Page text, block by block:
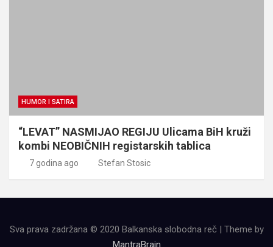
HUMOR I SATIRA
“LEVAT” NASMIJAO REGIJU Ulicama BiH kruži
kombi NEOBIČNIH registarskih tablica
7 godina ago Stefan Stosic
Sva prava zadržana © 2020 Balkanska slobodna reč | Theme by
MantraBrain